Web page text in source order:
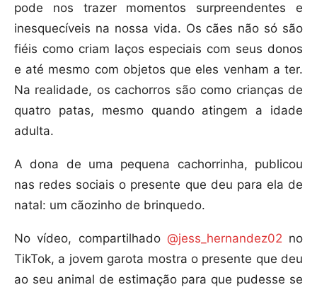
pode nos trazer momentos surpreendentes e
inesquecíveis na nossa vida. Os cães não só são
fiéis como criam laços especiais com seus donos
e até mesmo com objetos que eles venham a ter.
Na realidade, os cachorros são como crianças de
quatro patas, mesmo quando atingem a idade
adulta.
A dona de uma pequena cachorrinha, publicou
nas redes sociais o presente que deu para ela de
natal: um cãozinho de brinquedo.
No vídeo, compartilhado @jess_hernandez02 no
TikTok, a jovem garota mostra o presente que deu
ao seu animal de estimação para que pudesse se